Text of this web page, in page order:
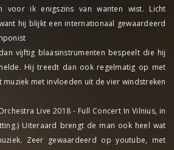
voor ik enigszins van wanten wist. Licht
hij blijkt een internationaal gewaardeerd
vijftig blaasinstrumenten bespeelt die hij
Hij treedt dan ook regelmatig op met
muziek met invloeden uit de vier windstreken
Live 2018 - Full Concert In Vilnius, in
Uiteraard brengt de man ook heel wat
Zeer gewaardeerd op youtube, met